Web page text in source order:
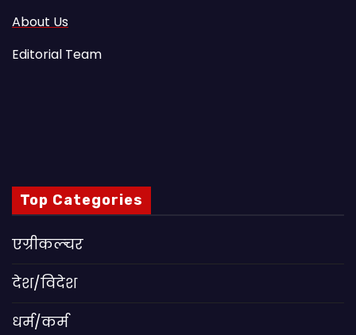
About Us
Editorial Team
Top Categories
एग्रीकल्चर
देश/विदेश
धर्म/कर्म